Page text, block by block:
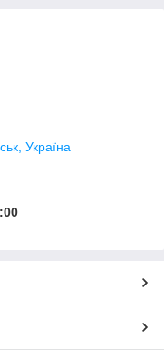
Україна